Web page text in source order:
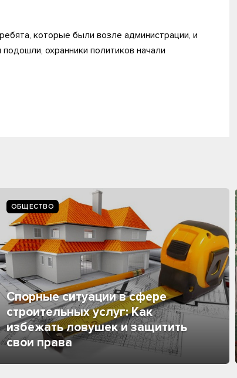
которые были возле администрации, и
охранники политиков начали
ОБЩЕСТВО
Спорные ситуации в сфере
строительных услуг: Как
избежать ловушек и защитить
свои права